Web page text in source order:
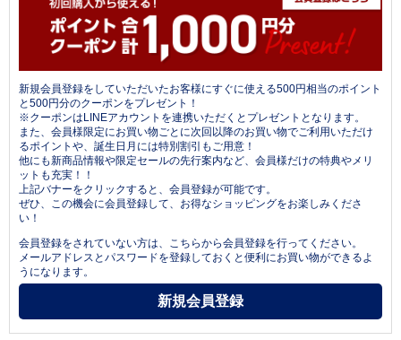
新規会員登録をしていただいたお客様にすぐに使える500円相当のポイント
と500円分のクーポンをプレゼント！
※クーポンはLINEアカウントを連携いただくとプレゼントとなります。
また、会員様限定にお買い物ごとに次回以降のお買い物でご利用いただけ
るポイントや、誕生日月には特別割引もご用意！
他にも新商品情報や限定セールの先行案内など、会員様だけの特典やメリ
ットも充実！！
上記バナーをクリックすると、会員登録が可能です。
ぜひ、この機会に会員登録して、お得なショッピングをお楽しみくださ
い！
会員登録をされていない方は、こちらから会員登録を行ってください。
メールアドレスとパスワードを登録しておくと便利にお買い物ができるよ
うになります。